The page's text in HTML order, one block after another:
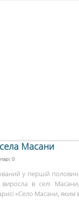
села Масани
0
у першій половині
в селі
«Село Масани, яким